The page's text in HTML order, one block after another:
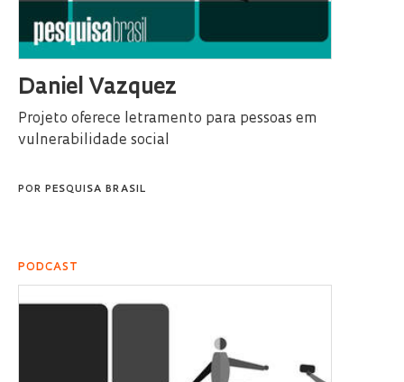
Daniel Vazquez
Projeto oferece letramento para pessoas em
vulnerabilidade social
POR PESQUISA BRASIL
PODCAST